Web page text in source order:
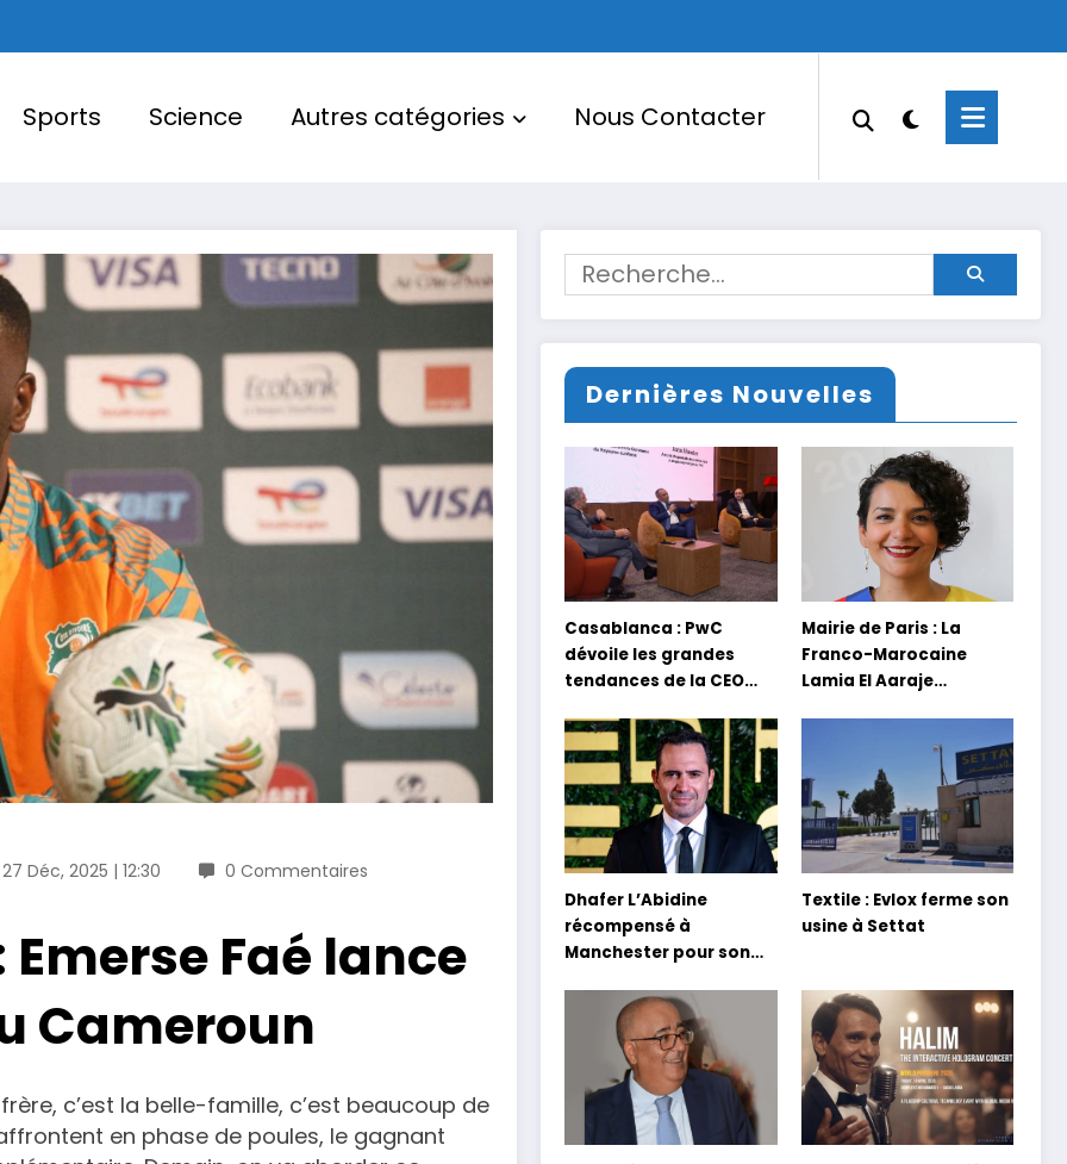
Sports Science Autres catégories Nous Contacter
27 Déc, 2025 | 12:30 0 Commentaires
Emerse Faé lance
Cameroun
c’est la belle-famille, c’est beaucoup de
en phase de poules, le gagnant
Dernières Nouvelles
Casablanca : PwC
dévoile les grandes
tendances de la CEO
Mairie de Paris : La
Franco-Marocaine
Lamia El Aaraje
Dhafer L’Abidine
récompensé à
Manchester pour son
Textile : Evlox ferme son
usine à Settat